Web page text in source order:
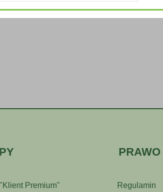
Premium"
PRAWO
Regulamin